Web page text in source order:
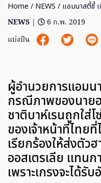
Home / NEWS / ​แอมนาสตี้ชี้ เ
NEWS |
6 ก.พ. 2019
แบ่งปัน
ผู้อำนวยการแอมน
กรณีภาพของนาย
ชาติบาห์เรนถูกใส่
ของเจ้าหน้าที่ไทย
เรียกร้องให้ส่งตัว
ออสเตรเลีย แทนก
เพราะเกรงจะได้รั